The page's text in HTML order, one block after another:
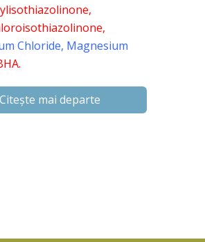
Chloride, Magnesium
Citește mai departe